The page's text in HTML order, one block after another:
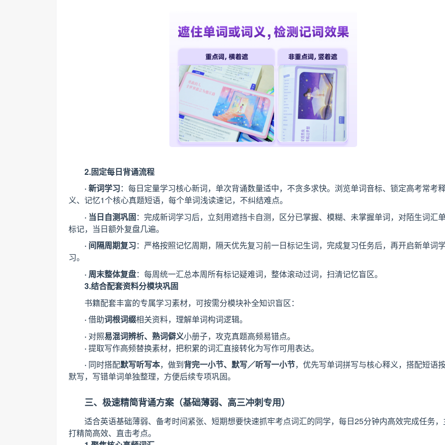
2.固定每日背诵流程
· 新词学习：每日定量学习核心新词，单次背诵数量适中，不贪多求快。浏览单词音标、锁定高考常考
义、记忆1个核心真题短语，每个单词浅读速记，不纠结难点。
· 当日自测巩固：完成新词学习后，立刻用遮挡卡自测，区分已掌握、模糊、未掌握单词，对陌生词汇
标记，当日额外复盘几遍。
· 间隔周期复习：严格按照记忆周期，隔天优先复习前一日标记生词，完成复习任务后，再开启新单词
习。
· 周末整体复盘：每周统一汇总本周所有标记疑难词，整体滚动过词，扫清记忆盲区。
3.结合配套资料分模块巩固
书籍配套丰富的专属学习素材，可按需分模块补全知识盲区：
·借助词根词缀相关资料，理解单词构词逻辑。
· 对照易混词辨析、熟词僻义小册子，攻克真题高频易错点。
·提取写作高频替换素材，把积累的词汇直接转化为写作可用表达。
· 同时搭配默写听写本，做到背完一小节、默写／听写一小节，优先写单词拼写与核心释义，搭配短语
默写，写错单词单独整理，方便后续专项巩固。
三、极速精简背诵方案（基础薄弱、高三冲刺专用）
适合英语基础薄弱、备考时间紧张、短期想要快速抓牢考点词汇的同学，每日25分钟内高效完成任务，
打精简高效、直击考点。